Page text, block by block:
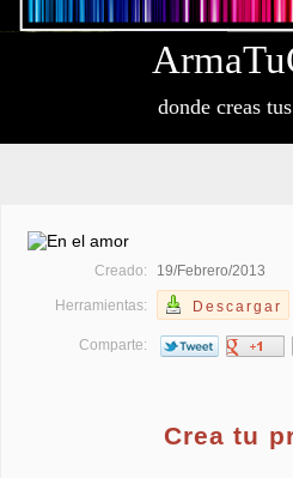
ArmaTu
donde creas
Creado: 19/Febrero/2013
Herramientas: Descargar
Comparte:
Crea tu